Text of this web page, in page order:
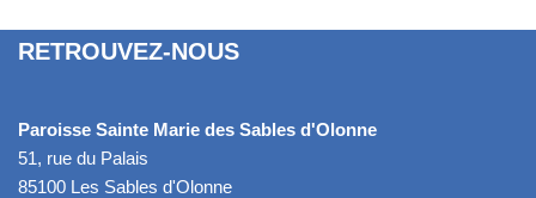
RETROUVEZ-NOUS
Paroisse Sainte Marie des Sables d'Olonne
51, rue du Palais
85100 Les Sables d'Olonne